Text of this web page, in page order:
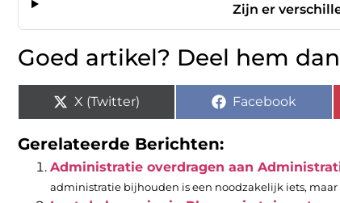
Zijn er
Goed artikel? Deel hem
X (Twitter) Facebook
Gerelateerde Berichten:
Administratie overdragen aan
administratie bijhouden is een noodzakelijk iets,